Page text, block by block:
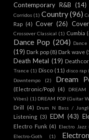
Contemporary R&B (14)
Corridos (1) Country(96)
Rap (4) Cover (26)
Crossover Classical (1) Cumbia
Dance Pop (204)
(19) Dark pop (8) Dark wave
Death Metal (19)
Trance (1) Disco (11) disco rap
Downtempo (2) Dream
(Electronic/Pop) (4)
Vibes) (1) DREAM POP (Guitar
Drill (4) Drum N Bass /
Listening (3) EDM (43)
Electro Funk (4) Electro Jazz
Electro-Goth (1)